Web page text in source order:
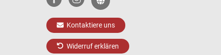
Kontaktiere uns
Widerruf erklären